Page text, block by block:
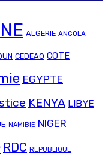
ALGERIE ANGOLA
CEDEAO COTE
EGYPTE
KENYA LIBYE
NAMIBIE NIGER
RDC REPUBLIQUE